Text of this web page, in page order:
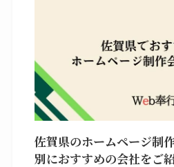
佐賀県のホームページ制
別におすすめの会社をご